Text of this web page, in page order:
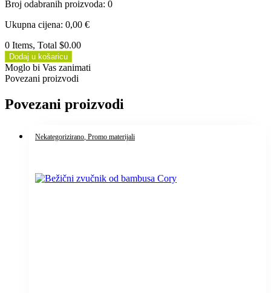
Broj odabranih proizvoda: 0
Ukupna cijena: 0,00 €
0 Items, Total $0.00
Dodaj u košaricu
Moglo bi Vas zanimati
Povezani proizvodi
Povezani proizvodi
Nekategorizirano , Promo materijali